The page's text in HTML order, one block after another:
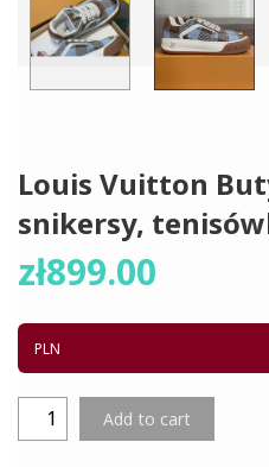
Louis Vuitton
snikersy,
zł899.00
Add to cart